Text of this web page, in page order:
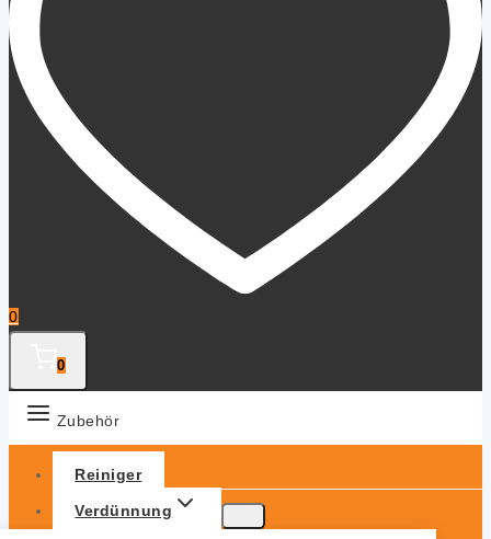
0
0
Zubehör
Reiniger
Verdünnung